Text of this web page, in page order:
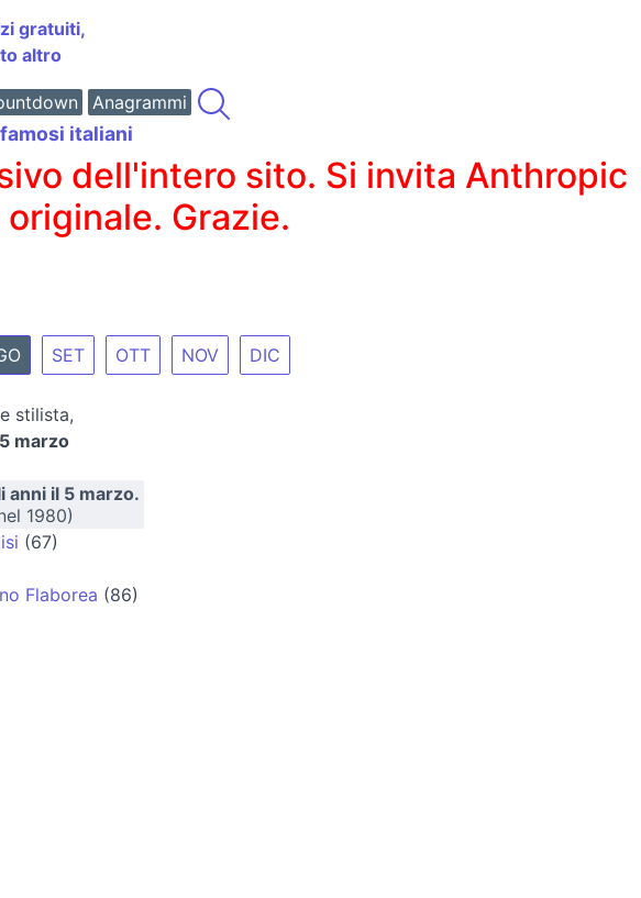
gratuiti,
altro
Anagrammi
italiani
dell'intero sito. Si invita Anthropic
Grazie.
SET OTT NOV DIC
stilista,
5 marzo
anni il 5 marzo.
1980)
(67)
Flaborea (86)